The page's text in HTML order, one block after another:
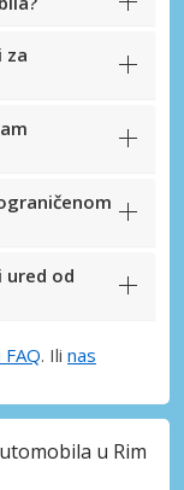
za
od
. Ili nas
u Rim